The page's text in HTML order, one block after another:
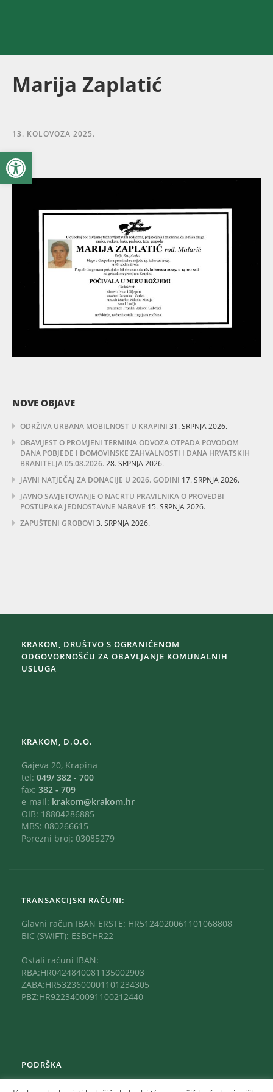
Open toolbar
Marija Zaplatić
13. KOLOVOZA 2025.
NOVE OBJAVE
ODRŽIVA URBANA MOBILNOST U KRAPINI 31. SRPNJA 2026.
OBAVIJEST O PROMJENI TERMINA ODVOZA OTPADA POVODOM
DANA POBJEDE I DOMOVINSKE ZAHVALNOSTI I DANA HRVATSKIH
BRANITELJA 05.08.2026.28. SRPNJA 2026.
JAVNI NATJEČAJ ZA DONACIJE U 2026. GODINI 17. SRPNJA 2026.
JAVNO SAVJETOVANJE O NACRTU PRAVILNIKA O PROVEDBI
POSTUPAKA JEDNOSTAVNE NABAVE 15. SRPNJA 2026.
ZAPUŠTENI GROBOVI 3. SRPNJA 2026.
KRAKOM, DRUŠTVO S OGRANIČENOM
ODGOVORNOŠĆU ZA OBAVLJANJE KOMUNALNIH
USLUGA
KRAKOM, D.O.O.
Gajeva 20, Krapina
tel: 049/ 382 - 700
fax: 382 - 709
e-mail: krakom@krakom.hr
OIB: 18804286885
MBS: 080266615
Porezni broj: 03085279
TRANSAKCIJSKI RAČUNI:
Glavni račun IBAN ERSTE: HR5124020061101068808
BIC (SWIFT): ESBCHR22
Ostali računi IBAN:
RBA:HR0424840081135002903
ZABA:HR5323600001101234305
PBZ:HR9223400091100212440
PODRŠKA